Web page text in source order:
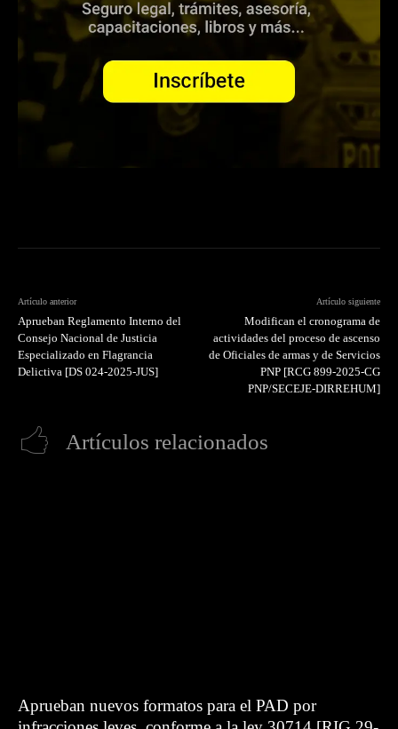
Artículo anterior
Aprueban Reglamento Interno del
Consejo Nacional de Justicia
Especializado en Flagrancia
Delictiva [DS 024-2025-JUS]
Artículo siguiente
Modifican el cronograma de
actividades del proceso de ascenso
de Oficiales de armas y de Servicios
PNP [RCG 899-2025-CG
PNP/SECEJE-DIRREHUM]
Artículos relacionados
Aprueban nuevos formatos para el PAD por